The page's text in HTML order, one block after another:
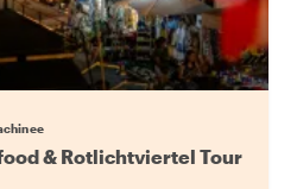
& Rotlichtviertel Tour